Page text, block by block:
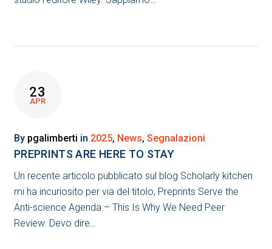
23
APR
By pgalimberti in 2025, News, Segnalazioni
PREPRINTS ARE HERE TO STAY
Un recente articolo pubblicato sul blog Scholarly kitchen
mi ha incuriosito per via del titolo, Preprints Serve the
Anti-science Agenda – This Is Why We Need Peer
Review. Devo dire…